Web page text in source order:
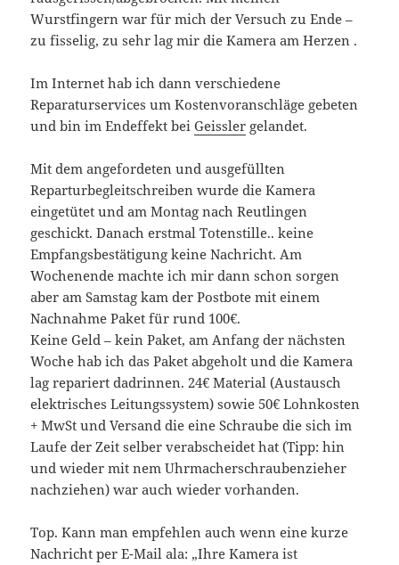
Wurstfingern war für mich der Versuch zu Ende –
zu fisselig, zu sehr lag mir die Kamera am Herzen .
Im Internet hab ich dann verschiedene
Reparaturservices um Kostenvoranschläge gebeten
und bin im Endeffekt beiGeissler gelandet.
Mit dem angefordeten und ausgefüllten
Reparturbegleitschreiben wurde die Kamera
eingetütet und am Montag nach Reutlingen
geschickt. Danach erstmal Totenstille.. keine
Empfangsbestätigung keine Nachricht. Am
Wochenende machte ich mir dann schon sorgen
aber am Samstag kam der Postbote mit einem
Nachnahme Paket für rund 100€.
Keine Geld – kein Paket, am Anfang der nächsten
Woche hab ich das Paket abgeholt und die Kamera
lag repariert dadrinnen. 24€ Material (Austausch
elektrisches Leitungssystem) sowie 50€ Lohnkosten
+ MwSt und Versand die eine Schraube die sich im
Laufe der Zeit selber verabscheidet hat (Tipp: hin
und wieder mit nem Uhrmacherschraubenzieher
nachziehen) war auch wieder vorhanden.
Top. Kann man empfehlen auch wenn eine kurze
Nachricht per E-Mail ala: „Ihre Kamera ist